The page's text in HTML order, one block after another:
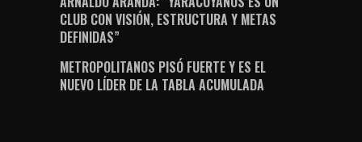
CLUB CON VISIÓN, ESTRUCTURA Y METAS
DEFINIDAS”
METROPOLITANOS PISÓ FUERTE Y ES EL
NUEVO LÍDER DE LA TABLA ACUMULADA